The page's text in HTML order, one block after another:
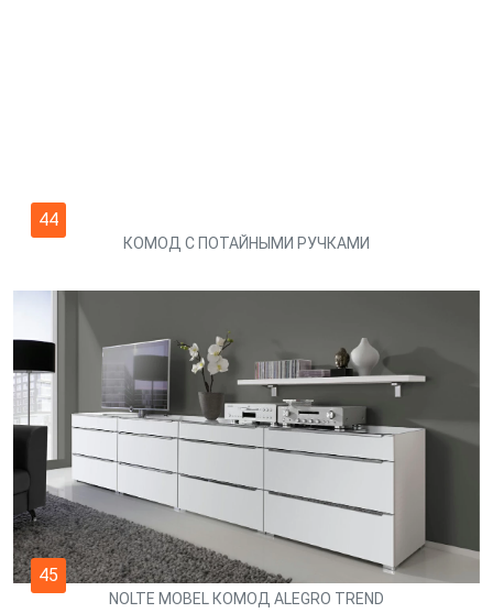
44
КОМОД С ПОТАЙНЫМИ РУЧКАМИ
45
NOLTE MOBEL КОМОД ALEGRO TREND